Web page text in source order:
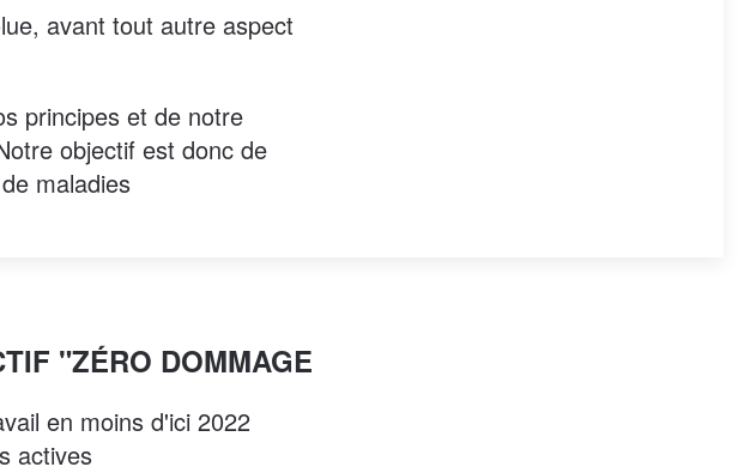
avant tout autre aspect
principes et de notre
objectif est donc de
maladies
"ZÉRO DOMMAGE
en moins d'ici 2022
actives